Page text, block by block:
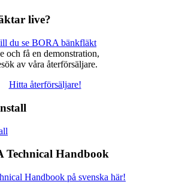
live?
du se BORA bänkfläkt
och få en demonstration,
av våra återförsäljare.
Hitta återförsäljare!
Technical Handbook
Handbook på svenska här!